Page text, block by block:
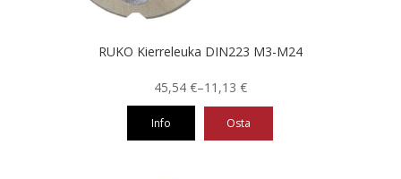
RUKO Kierreleuka DIN223 M3-M24
11,13 €
–
45,54 €Hintaluokka:
11,13 €
Info Osta